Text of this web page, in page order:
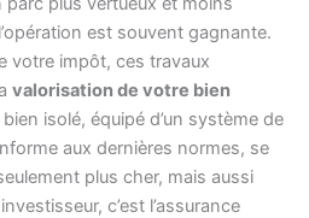
est souvent gagnante.
votre impôt, ces travaux
valorisation de votre bien
isolé, équipé d’un système de
aux dernières normes, se
plus cher, mais aussi
c’est l’assurance